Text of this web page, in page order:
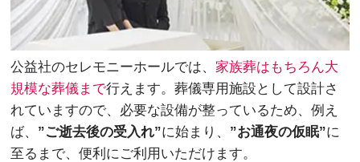
公益社のセレモニーホールでは、 家族葬はもちろん大
規模な葬儀まで行えます。葬儀専用施設として設計さ
れていますので、必要な設備が整っているため、例え
ば、 ”ご逝去後の受入れ”に始まり、 ”お通夜の仮眠”に
至るまで、便利にご利用いただけます。